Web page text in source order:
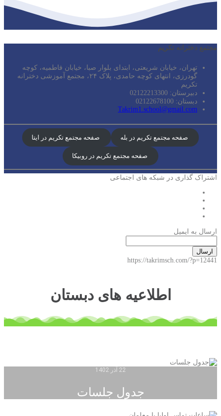
مجتمع دخترانه تکریم
تهران، خیابان شریعتی، ابتدای بلوار صبا، خیابان فاطمیه، کوچه
گودرزی، انتهای کوچه حامدی، پلاک ۲۴، مجتمع آموزشی دخترانه
تکریم
دبیرستان: 02122213300
دبستان: 02122678100
Takrim1.school@gmail.com
صفحه مجتمع تکریم در بله صفحه مجتمع تکریم در ایتا
صفحه مجتمع تکریم در روبیکا
اشتراک گذاری در شبکه های اجتماعی
ارسال به ایمیل
ارسال
https://takrimsch.com/?p=12441
اطلاعیه های دبستان
22 آذر 1402
جدول جلسات